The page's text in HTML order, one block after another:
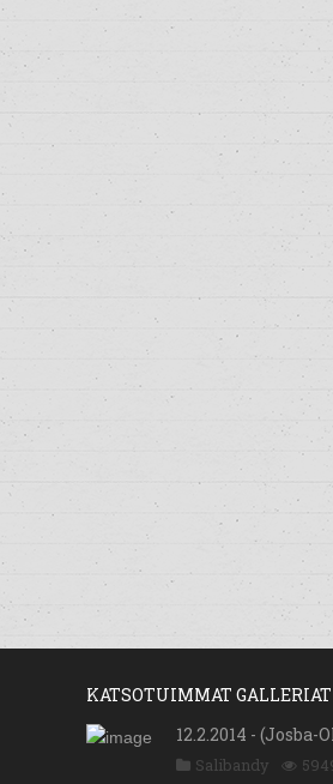
KATSOTUIMMAT GALLERIAT
12.2.2014 - (Josba-
Salibandy